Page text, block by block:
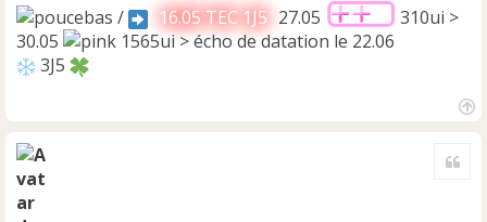
/
16.05 TEC 1J5 27.05
310ui >
30.05
1565ui > écho de datation le 22.06
3J5